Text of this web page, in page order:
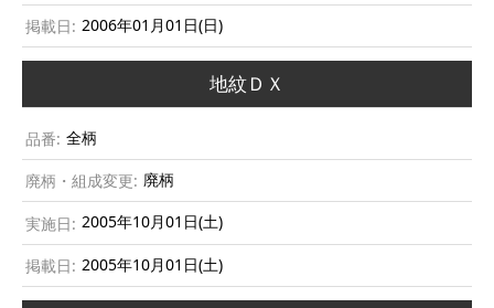
2006年01月01日(日)
地紋ＤＸ
全柄
廃柄
2005年10月01日(土)
2005年10月01日(土)